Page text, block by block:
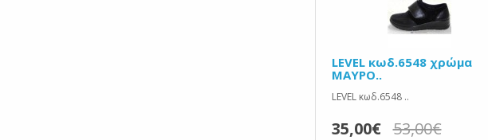
LEVEL κωδ.6548 χρώμα
ΜΑΥΡΟ..
LEVEL κωδ.6548 ..
35,00€ 53,00€